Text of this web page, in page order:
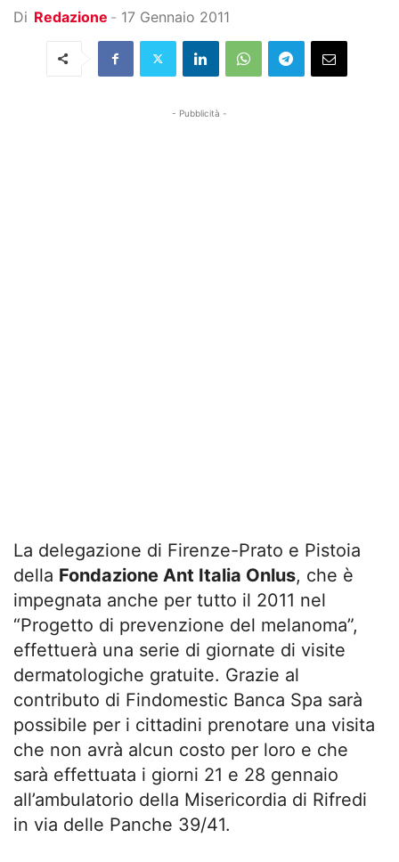
Di Redazione - 17 Gennaio 2011
- Pubblicità -
La delegazione di Firenze-Prato e Pistoia
della Fondazione Ant Italia Onlus, che è
impegnata anche per tutto il 2011 nel
“Progetto di prevenzione del melanoma”,
effettuerà una serie di giornate di visite
dermatologiche gratuite. Grazie al
contributo di Findomestic Banca Spa sarà
possibile per i cittadini prenotare una visita
che non avrà alcun costo per loro e che
sarà effettuata i giorni 21 e 28 gennaio
all’ambulatorio della Misericordia di Rifredi
in via delle Panche 39/41.